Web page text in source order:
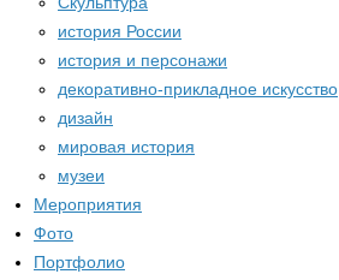
история России
история и персонажи
декоративно-прикладное искусство
дизайн
мировая история
музеи
Мероприятия
Фото
Портфолио